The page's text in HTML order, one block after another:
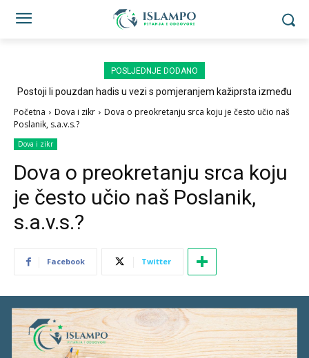
POSLJEDNJE DODANO
Postoji li pouzdan hadis u vezi s pomjeranjem kažiprsta između
Početna Dova i zikr
Dova o preokretanju srca koju je često učio naš
Poslanik, s.a.v.s.?
Dova i zikr
Dova o preokretanju srca koju
je često učio naš Poslanik,
s.a.v.s.?
Facebook Twitter